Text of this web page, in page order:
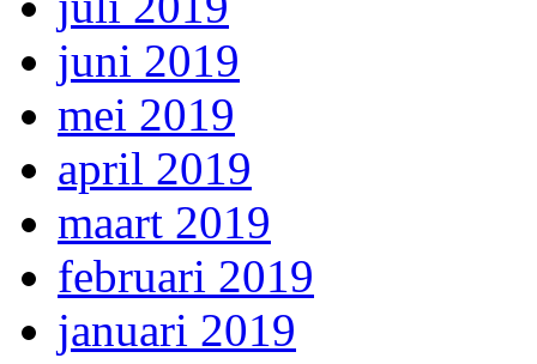
juni 2019
mei 2019
april 2019
maart 2019
februari 2019
januari 2019